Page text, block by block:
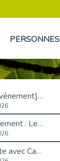
PERSONNES
[Retour sur événement] L'inclusion au cœur de la Place de l'Emploi à La Défense !
Travailler autrement : Le défi de l'intégration des maladies chroniques en entreprise
Primark recrute avec Cap Emploi 92, une matinée couronnée de succès !